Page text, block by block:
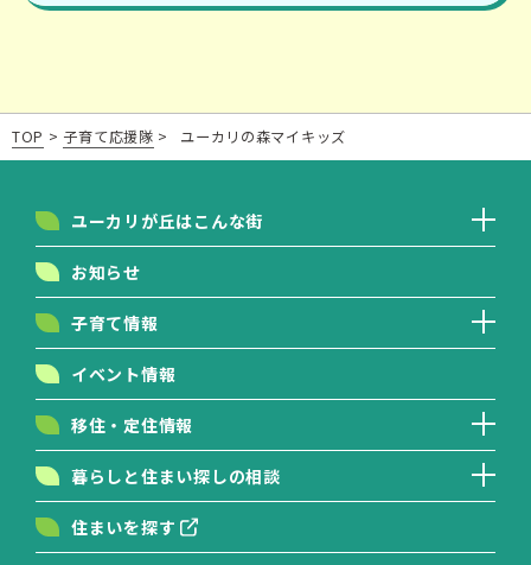
TOP > 子育て応援隊 > ユーカリの森マイキッズ
ユーカリが丘はこんな街
お知らせ
子育て情報
イベント情報
移住・定住情報
暮らしと住まい探しの相談
住まいを探す